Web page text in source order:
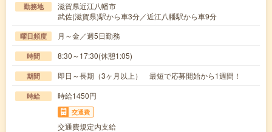
勤務地
滋賀県近江八幡市
武佐(滋賀県)駅から車3分／近江八幡駅から車9分
曜日頻度 月～金／週5日勤務
時間 8:30～17:30(休憩1:05)
期間 即日～長期（3ヶ月以上） 最短で応募開始から1週間！
時給 時給1450円
交通費
交通費規定内支給